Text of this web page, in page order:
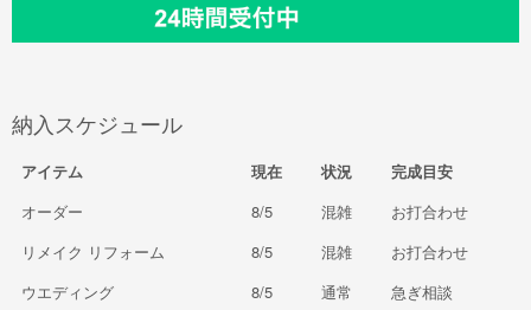
納入スケジュール
アイテム 現在 状況
完成目安
オーダー
8/5 混雑
お打合わせ
リメイク リフォーム
8/5 混雑
お打合わせ
ウエディング
8/5 通常
急ぎ相談